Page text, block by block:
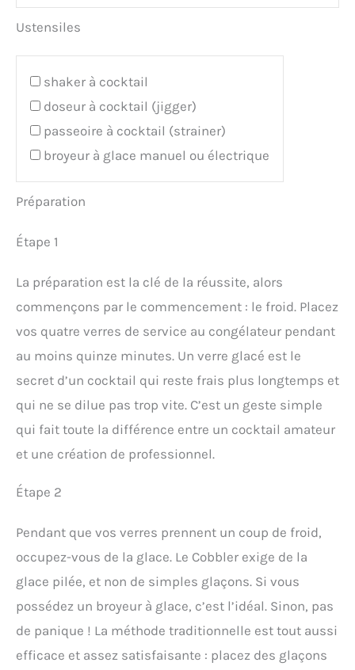
Ustensiles
shaker à cocktail
doseur à cocktail (jigger)
passeoire à cocktail (strainer)
broyeur à glace manuel ou électrique
Préparation
Étape 1
La préparation est la clé de la réussite, alors
commençons par le commencement : le froid. Placez
vos quatre verres de service au congélateur pendant
au moins quinze minutes. Un verre glacé est le
secret d’un cocktail qui reste frais plus longtemps et
qui ne se dilue pas trop vite. C’est un geste simple
qui fait toute la différence entre un cocktail amateur
et une création de professionnel.
Étape 2
Pendant que vos verres prennent un coup de froid,
occupez-vous de la glace. Le Cobbler exige de la
glace pilée, et non de simples glaçons. Si vous
possédez un broyeur à glace, c’est l’idéal. Sinon, pas
de panique ! La méthode traditionnelle est tout aussi
efficace et assez satisfaisante : placez des glaçons